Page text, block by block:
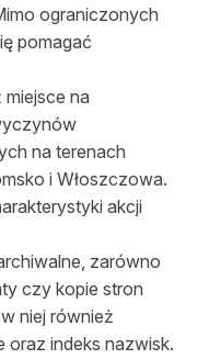
ograniczonych
pomagać
na
na terenach
i Włoszczowa.
akcji
zarówno
czy kopie stron
niej również
oraz indeks nazwisk.